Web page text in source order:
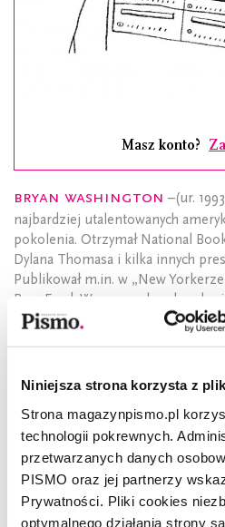
Niniejsza strona korzysta z
Strona magazynpismo.pl
technologii pokrewnych.
przetwarzanych danych
PISMO oraz jej partnerzy
Prywatności. Pliki cookies
optymalnego działania strony
Masz konto?
Bryan Washington –(ur.
najbardziej utalentowanych
pokolenia. Otrzymał National
Dylana Thomasa i kilka innych
Publikował m.in. w „New
BuzzFeed. W 2020 roku ukazała
Upamiętnienie
OpowiadanieAliefpochodzi
w przekładzie Macieja
wkrótce nakładem